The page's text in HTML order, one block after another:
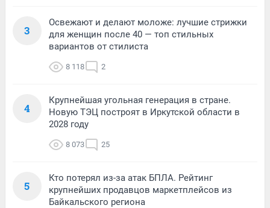
3
Освежают и делают моложе: лучшие стрижки
для женщин после 40 — топ стильных
вариантов от стилиста
8 118 2
4
Крупнейшая угольная генерация в стране.
Новую ТЭЦ построят в Иркутской области в
2028 году
8 073 25
5
Кто потерял из-за атак БПЛА. Рейтинг
крупнейших продавцов маркетплейсов из
Байкальского региона